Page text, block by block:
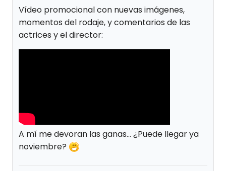
Vídeo promocional con nuevas imágenes,
momentos del rodaje, y comentarios de las
actrices y el director:
A mí me devoran las ganas... ¿Puede llegar ya
noviembre?